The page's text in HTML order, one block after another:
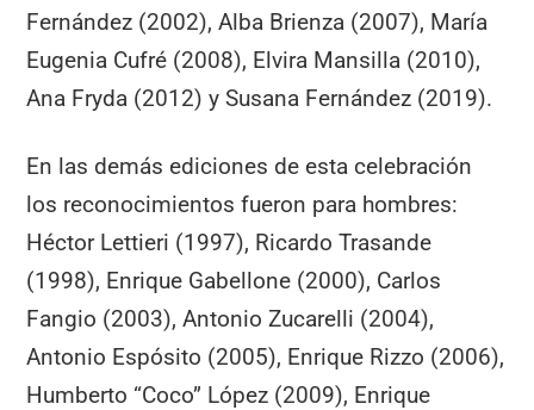
Fernández (2002), Alba Brienza (2007), María
Eugenia Cufré (2008), Elvira Mansilla (2010),
Ana Fryda (2012) y Susana Fernández (2019).
En las demás ediciones de esta celebración
los reconocimientos fueron para hombres:
Héctor Lettieri (1997), Ricardo Trasande
(1998), Enrique Gabellone (2000), Carlos
Fangio (2003), Antonio Zucarelli (2004),
Antonio Espósito (2005), Enrique Rizzo (2006),
Humberto “Coco” López (2009), Enrique